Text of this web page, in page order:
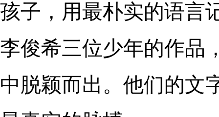
孩子，用最朴实的语言
李俊希三位少年的作品
中脱颖而出。他们的文